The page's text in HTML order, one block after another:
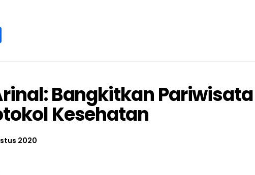
Bangkitkan Pariwisata
Kesehatan
2020